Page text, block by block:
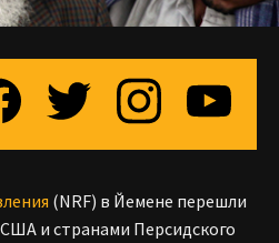
(NRF) в Йемене перешли
и странами Персидского